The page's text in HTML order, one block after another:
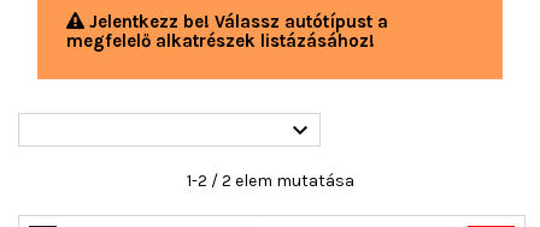
Jelentkezz be! Válassz autótípust a
megfelelő alkatrészek listázásához!

1-2 / 2 elem mutatása